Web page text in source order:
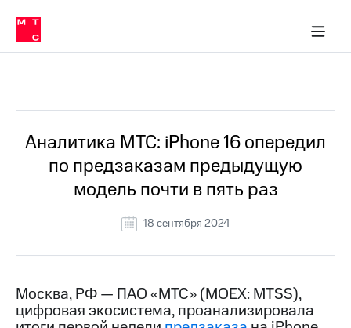
Медиа-центр
и акционерам
Устойчивое развитие
Комплаенс и деловая этика
компании
Карьера
История
компании
Руководство
информация
Контакты
Медиа-центр
в МТС
Пресс-
релизы
МТС
о технологиях
Аналитика МТС: iPhone 16 опередил
по предзаказам предыдущую
модель почти в пять раз
18 сентября 2024
Москва, РФ — ПАО «МТС» (MOEX: MTSS),
цифровая экосистема, проанализировала